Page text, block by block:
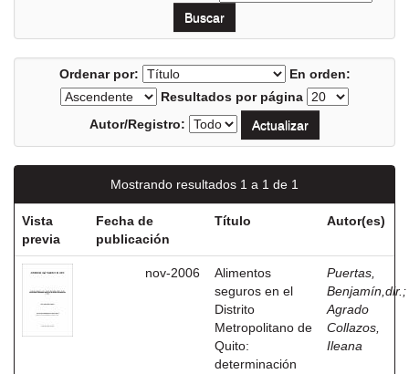
Ordenar por:
En orden:
Resultados por página
Autor/Registro:
Mostrando resultados 1 a 1 de 1
Vista
previa
Fecha de
publicación
Título Autor(es)
nov-2006
Alimentos
seguros en el
Distrito
Metropolitano de
Quito:
determinación
Puertas,
Benjamín,dir. ;
Agrado
Collazos,
Ileana